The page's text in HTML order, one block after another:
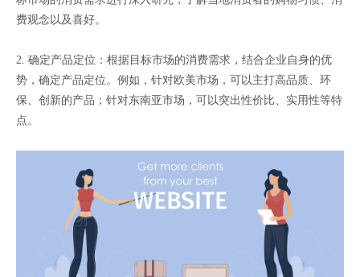
费观念以及喜好。
2. 确定产品定位：根据目标市场的消费需求，结合企业自身的优
势，确定产品定位。例如，针对欧美市场，可以主打高品质、环
保、创新的产品；针对东南亚市场，可以突出性价比、实用性等特
点。